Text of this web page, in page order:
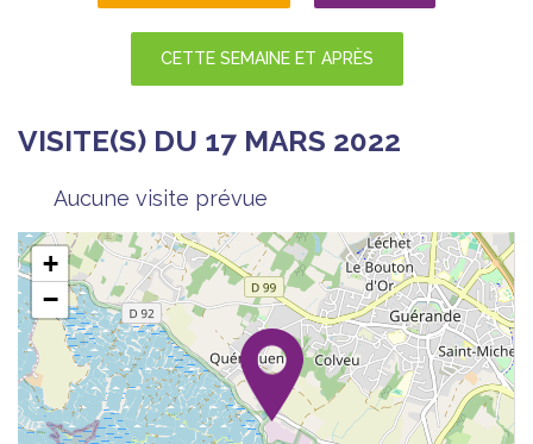
CETTE SEMAINE ET APRÈS
VISITE(S) DU 17 MARS 2022
Aucune visite prévue
+
−